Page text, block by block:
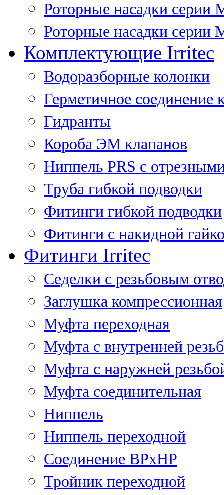
Роторные насадки серии
Роторные насадки серии
Комплектующие Irritec
Водоразборные колонки
Герметичное соединение
Гидранты
Короба ЭМ клапанов
Ниппель PRS с
Труба гибкой подводки
Фитинги гибкой подводки
Фитинги с накидной
Фитинги Irritec
Седелки с резьбовым
Заглушка компрессионная
Муфта переходная
Муфта с внутренней
Муфта с наружней
Муфта соединительная
Ниппель
Ниппель переходной
Соединение ВРхНР
Тройник переходной